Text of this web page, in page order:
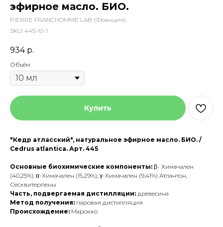
эфирное масло. БИО.
PIERRE FRANCHOMME LAB (Франция)
SKU: 445-10-1
934 р.
Объём
Купить
"Кедр атласский", натуральное эфирное масло. БИО. /
Cedrus atlantica. Арт. 445
Основные биохимические компоненты: β- Химачален
(40,25%), α-Химачален (15,29%), γ-Химачален (9,41%) Атлантон,
Сесквитерпены
Часть, подвергаемая дистилляции: древесина
Метод получения: паровая дистилляция
Происхождение: Марокко